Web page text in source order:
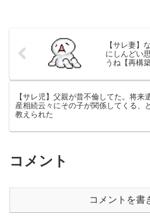
【サレ妻】
にしんどい
うね【再構築
【サレ児】父親が昔不倫してた。将来
産相続云々にその子が関係してくる、と
教えられた
コメント
コメントを書